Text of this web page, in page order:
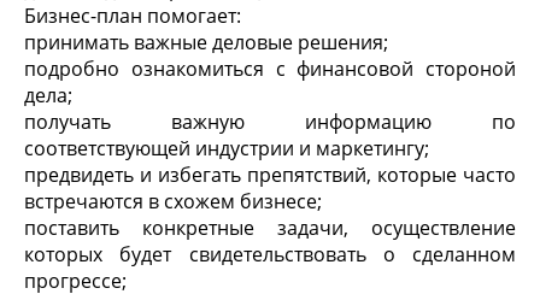
Бизнес-план помогает:
принимать важные деловые решения;
подробно ознакомиться с финансовой стороной
дела;
получать важную информацию по
соответствующей индустрии и маркетингу;
предвидеть и избегать препятствий, которые часто
встречаются в схожем бизнесе;
поставить конкретные задачи, осуществление
которых будет свидетельствовать о сделанном
прогрессе;